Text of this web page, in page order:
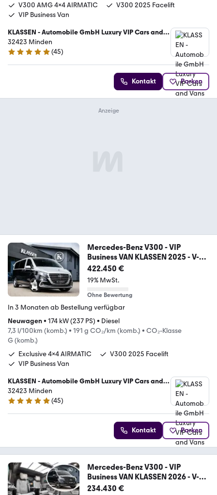
V300 AMG 4x4 AIRMATIC
V300 2025 Facelift
VIP Business Van
KLASSEN - Automobile GmbH Luxury VIP Cars and
Vans
32423 Minden
5 Sterne
(45)
Kontakt Parken
Mercedes-Benz V300 - VIP
Business VAN KLASSEN 2025 - V-
Klasse
422.450 €
19% MwSt.
Ohne Bewertung
In 3 Monaten ab Bestellung verfügbar
Neuwagen• 174 kW (237 PS) • Diesel
7,3 l/100km (komb.) • 191 g CO₂/km (komb.) • CO₂-Klasse
G (komb.)
Exclusive 4x4 AIRMATIC
V300 2025 Facelift
VIP Business Van
KLASSEN - Automobile GmbH Luxury VIP Cars and
Vans
32423 Minden
5 Sterne
(45)
Kontakt Parken
Mercedes-Benz V300 - VIP
Business VAN KLASSEN 2026 - V-
Klasse
234.430 €